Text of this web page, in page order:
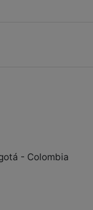
- Colombia